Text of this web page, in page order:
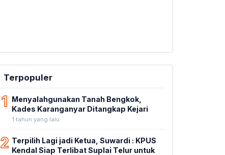
Terpopuler
1 Menyalahgunakan Tanah Bengkok,
Kades Karanganyar Ditangkap Kejari
1 tahun yang lalu
2 Terpilih Lagi jadi Ketua, Suwardi : KPUS
Kendal Siap Terlibat Suplai Telur untuk